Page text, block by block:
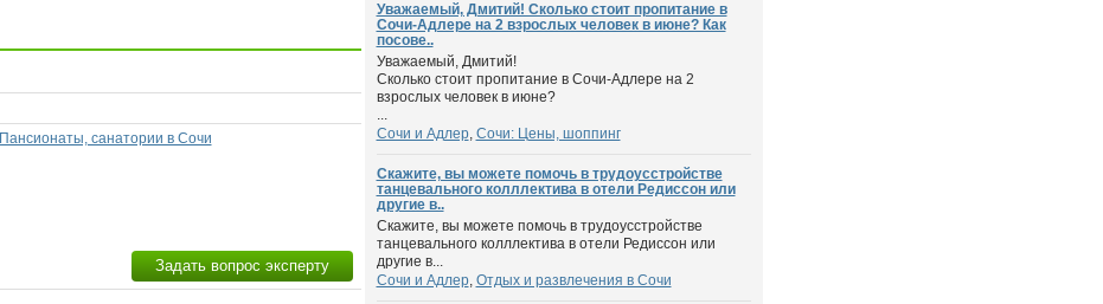
Пансионаты, санатории в Сочи
Задать вопрос эксперту
Уважаемый, Дмитий! Сколько стоит пропитание в
Сочи-Адлере на 2 взрослых человек в июне? Как
посове..
Уважаемый, Дмитий!
Сколько стоит пропитание в Сочи-Адлере на 2
взрослых человек в июне?
...
Сочи и Адлер, Сочи: Цены, шоппинг
Скажите, вы можете помочь в трудоусстройстве
танцевального колллектива в отели Редиссон или
другие в..
Скажите, вы можете помочь в трудоусстройстве
танцевального колллектива в отели Редиссон или
другие в...
Сочи и Адлер, Отдых и развлечения в Сочи